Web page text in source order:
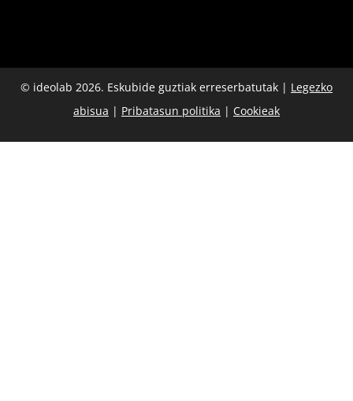
© ideolab 2026. Eskubide guztiak erreserbatutak | Legezko
abisua | Pribatasun politika | Cookieak